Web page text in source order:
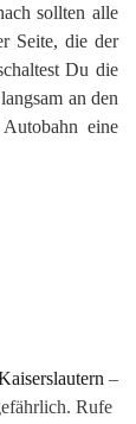
sollten alle
Seite, die der
Du die
an den
eine
–
Rufe